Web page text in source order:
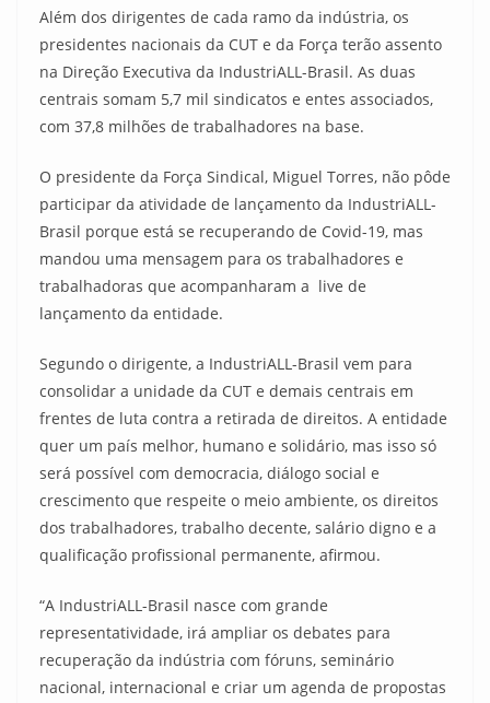
Além dos dirigentes de cada ramo da indústria, os
presidentes nacionais da CUT e da Força terão assento
na Direção Executiva da IndustriALL-Brasil. As duas
centrais somam 5,7 mil sindicatos e entes associados,
com 37,8 milhões de trabalhadores na base.
O presidente da Força Sindical, Miguel Torres, não pôde
participar da atividade de lançamento da IndustriALL-
Brasil porque está se recuperando de Covid-19, mas
mandou uma mensagem para os trabalhadores e
trabalhadoras que acompanharam a live de
lançamento da entidade.
Segundo o dirigente, a IndustriALL-Brasil vem para
consolidar a unidade da CUT e demais centrais em
frentes de luta contra a retirada de direitos. A entidade
quer um país melhor, humano e solidário, mas isso só
será possível com democracia, diálogo social e
crescimento que respeite o meio ambiente, os direitos
dos trabalhadores, trabalho decente, salário digno e a
qualificação profissional permanente, afirmou.
“A IndustriALL-Brasil nasce com grande
representatividade, irá ampliar os debates para
recuperação da indústria com fóruns, seminário
nacional, internacional e criar um agenda de propostas